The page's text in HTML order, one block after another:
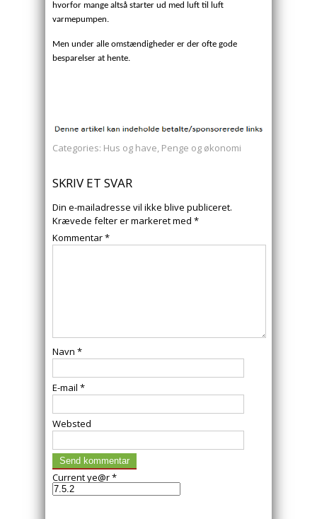
hvorfor mange altså starter ud med luft til luft
varmepumpen.
Men under alle omstændigheder er der ofte gode
besparelser at hente.
Categories: Hus og have, Penge og økonomi
SKRIV ET SVAR
Din e-mailadresse vil ikke blive publiceret.
Krævede felter er markeret med *
Kommentar*
Navn *
E-mail *
Websted
Current ye@r*